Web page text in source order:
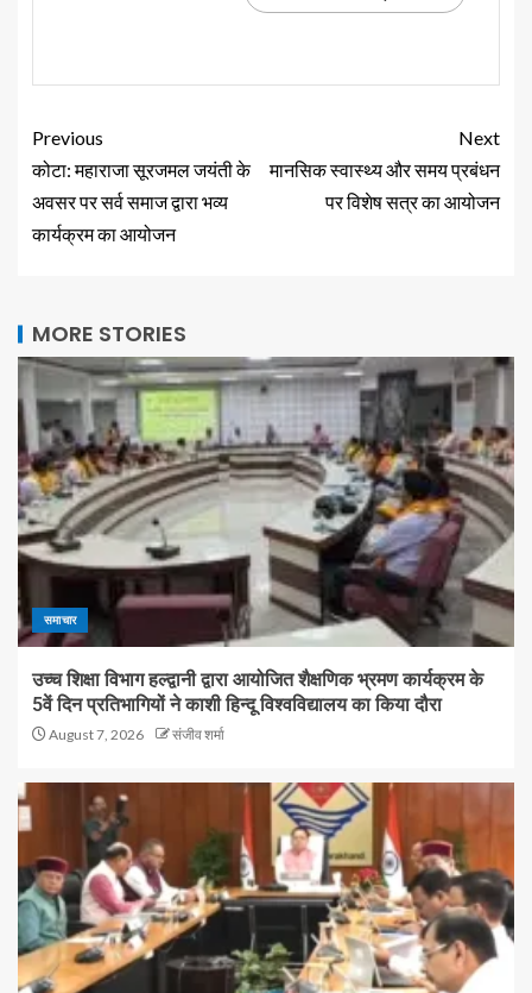
Previous
कोटा: महाराजा सूरजमल जयंती के
अवसर पर सर्व समाज द्वारा भव्य
कार्यक्रम का आयोजन
Next
मानसिक स्वास्थ्य और समय प्रबंधन
पर विशेष सत्र का आयोजन
MORE STORIES
समाचार
उच्च शिक्षा विभाग हल्द्वानी द्वारा आयोजित शैक्षणिक भ्रमण कार्यक्रम के
5वें दिन प्रतिभागियों ने काशी हिन्दू विश्वविद्यालय का किया दौरा
August 7, 2026 संजीव शर्मा